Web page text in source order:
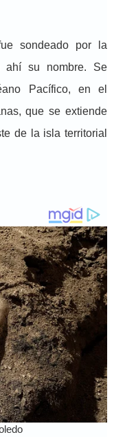
sondeado por la
ahí su nombre. Se
Pacífico, en el
que se extiende
de la isla territorial